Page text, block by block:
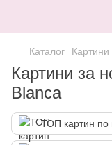
Каталог
Картини за
Blanca
ТОП картин по